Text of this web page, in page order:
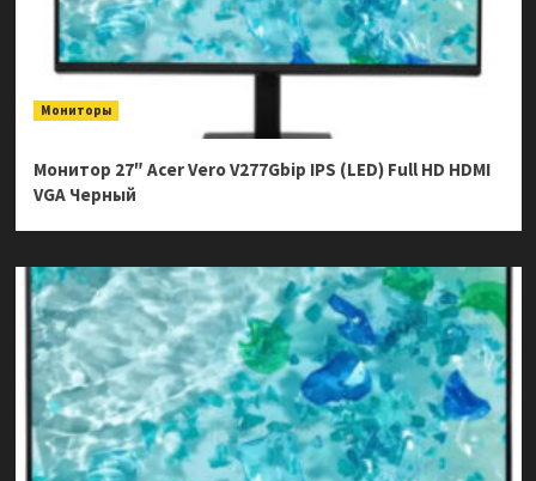
Мониторы
Монитор 27″ Acer Vero V277Gbip IPS (LED) Full HD HDMI
VGA Черный